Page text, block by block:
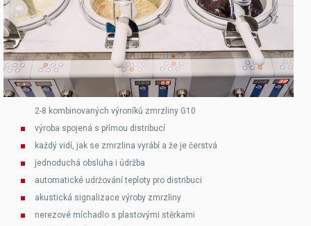
2-8 kombinovaných výroníků zmrzliny G10
výroba spojená s přímou distribucí
každý vidí, jak se zmrzlina vyrábí a že je čerstvá
jednoduchá obsluha i údržba
automatické udržování teploty pro distribuci
akustická signalizace výroby zmrzliny
nerezové míchadlo s plastovými stěrkami